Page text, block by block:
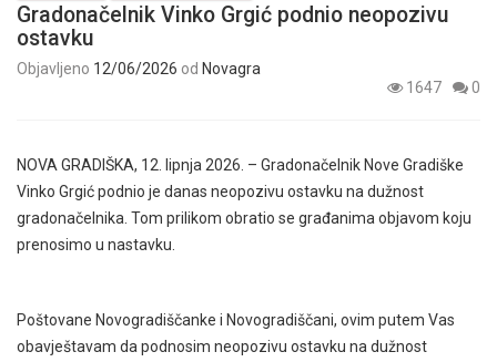
Gradonačelnik Vinko Grgić podnio neopozivu
ostavku
Objavljeno 12/06/2026 od Novagra
1647
0
NOVA GRADIŠKA, 12. lipnja 2026. – Gradonačelnik Nove Gradiške
Vinko Grgić podnio je danas neopozivu ostavku na dužnost
gradonačelnika. Tom prilikom obratio se građanima objavom koju
prenosimo u nastavku.
Poštovane Novogradiščanke i Novogradiščani, ovim putem Vas
obavještavam da podnosim neopozivu ostavku na dužnost